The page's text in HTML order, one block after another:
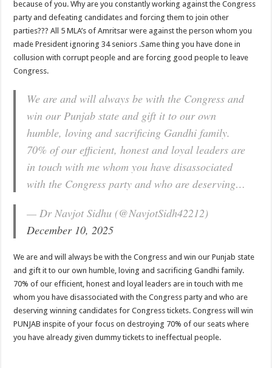
because of you. Why are you constantly working against the Congress
party and defeating candidates and forcing them to join other
parties??? All 5 MLA’s of Amritsar were against the person whom you
made President ignoring 34 seniors .Same thing you have done in
collusion with corrupt people and are forcing good people to leave
Congress.
We are and will always be with the Congress and
win our Punjab state and gift it to our own
humble, loving and sacrificing Gandhi family.
70% of our efficient, honest and loyal leaders are
in touch with me whom you have disassociated
with the Congress party and who are deserving…
— Dr Navjot Sidhu (@NavjotSidh42212)
December 10, 2025
We are and will always be with the Congress and win our Punjab state
and gift it to our own humble, loving and sacrificing Gandhi family.
70% of our efficient, honest and loyal leaders are in touch with me
whom you have disassociated with the Congress party and who are
deserving winning candidates for Congress tickets. Congress will win
PUNJAB inspite of your focus on destroying 70% of our seats where
you have already given dummy tickets to ineffectual people.